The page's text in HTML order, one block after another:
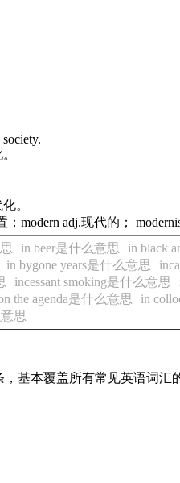
。
modern adj.现代的；
in beer是什么意思 in black
in bygone years是什么意思
incessant smoking是什么意思
the agenda是什么意思
in
思
基本覆盖所有常见英语词